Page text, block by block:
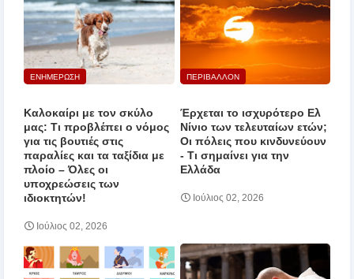
ΕΝΗΜΕΡΩΣΗ
Καλοκαίρι με τον σκύλο
μας: Τι προβλέπει ο νόμος
για τις βουτιές στις
παραλίες και τα ταξίδια με
πλοίο – Όλες οι
υποχρεώσεις των
ιδιοκτητών!
Ιούλιος 02, 2026
ΠΕΡΙΒΑΛΛΟΝ
Έρχεται το ισχυρότερο Ελ
Νίνιο των τελευταίων ετών;
Οι πόλεις που κινδυνεύουν
‑ Τι σημαίνει για την
Ελλάδα
Ιούλιος 02, 2026